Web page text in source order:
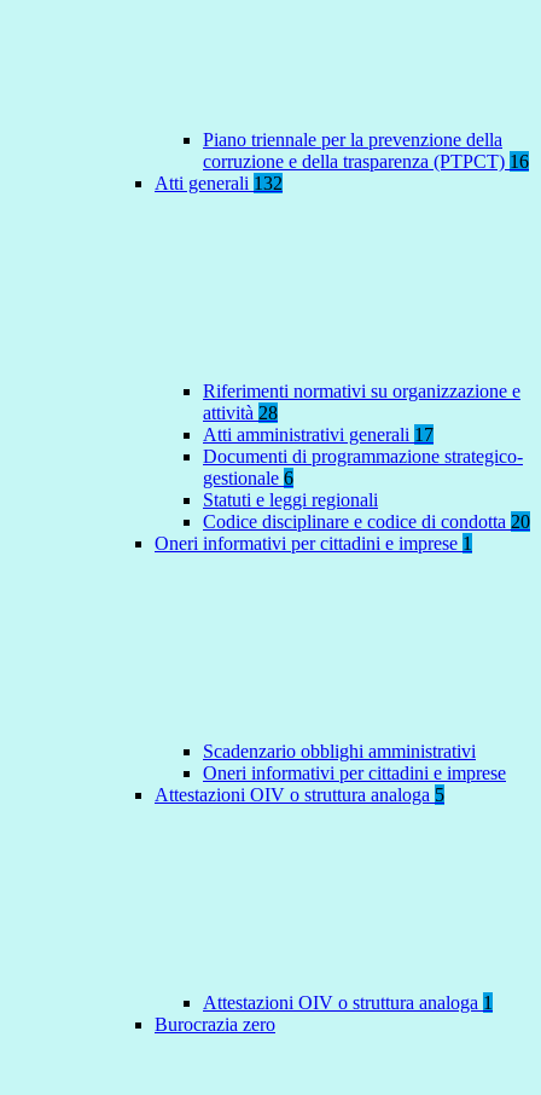
Piano triennale per la prevenzione della
corruzione e della trasparenza (PTPCT) 16
Atti generali 132
Riferimenti normativi su organizzazione e
attività 28
Atti amministrativi generali 17
Documenti di programmazione strategico-
gestionale 6
Statuti e leggi regionali
Codice disciplinare e codice di condotta 20
Oneri informativi per cittadini e imprese 1
Scadenzario obblighi amministrativi
Oneri informativi per cittadini e imprese
Attestazioni OIV o struttura analoga 5
Attestazioni OIV o struttura analoga 1
Burocrazia zero